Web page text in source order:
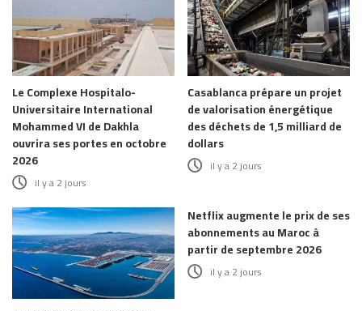
Le Complexe Hospitalo-
Universitaire International
Mohammed VI de Dakhla
ouvrira ses portes en octobre
2026
il y a 2 jours
Casablanca prépare un projet
de valorisation énergétique
des déchets de 1,5 milliard de
dollars
il y a 2 jours
Netflix augmente le prix de ses
abonnements au Maroc à
partir de septembre 2026
il y a 2 jours